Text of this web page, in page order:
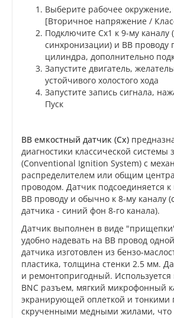
Выберите рабочее
[Вторичное напряжение /
Подключите Cx1 к 9-му каналу
синхронизации) и ВВ проводу
цилиндра, дополнительно
Запустите двигатель,
устойчивого холостого хода
Запустите запись сигнала,
Пуск
ВВ емкостный датчик (Cx)
диагностики классической системы
(Conventional Ignition System) с
распределителем или общим
проводом. Датчик подсоединяется
ВВ проводу и обычно к 8-му каналу
датчика - синий фон 8-го канала).
Датчик выполнен в виде
удобно надевать на ВВ провод
датчика изготовлен из бензо-
пластика, толщина стенки 2.5 мм.
и ремонтопригодный.
BNC разъем, мягкий микрофонный
экранирующей оплеткой и тонкими
скрученными медными жилами, что